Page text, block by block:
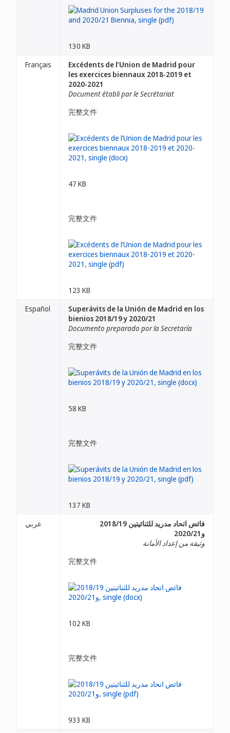
130 KB
Français
Excédents de l’Union de Madrid pour
les exercices biennaux 2018-2019 et
2020-2021
Document établi par le Secrétariat
完整文件
47 KB
完整文件
123 KB
Español
Superávits de la Unión de Madrid en los
bienios 2018/19 y 2020/21
Documento preparado por la Secretaría
完整文件
58 KB
完整文件
137 KB
عربي
فائض اتحاد مدريد للثنائيتين 2018/19
و2020/21
وثيقة من إعداد الأمانة
完整文件
102 KB
完整文件
933 KB